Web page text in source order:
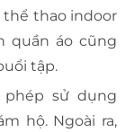
thể thao indoor
quần áo cũng
tập.
phép sử dụng
hộ. Ngoài ra,